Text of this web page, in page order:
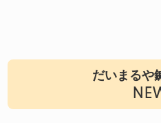
だいまるや